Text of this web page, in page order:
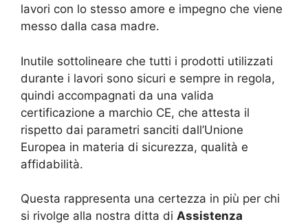
lavori con lo stesso amore e impegno che viene
messo dalla casa madre.
Inutile sottolineare che tutti i prodotti utilizzati
durante i lavori sono sicuri e sempre in regola,
quindi accompagnati da una valida
certificazione a marchio CE, che attesta il
rispetto dai parametri sanciti dall’Unione
Europea in materia di sicurezza, qualità e
affidabilità.
Questa rappresenta una certezza in più per chi
si rivolge alla nostra ditta di Assistenza